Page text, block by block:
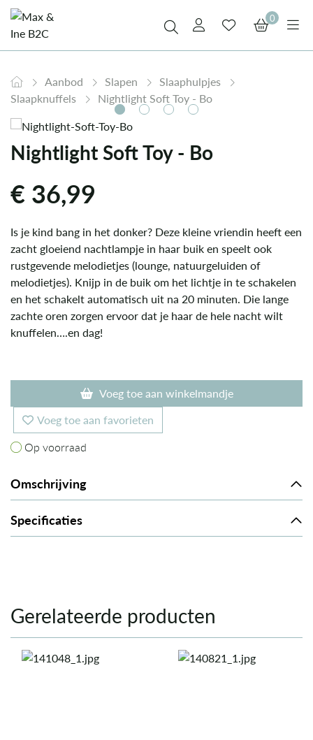
0
Aanbod Slapen
Slaaphulpjes
Slaapknuffels
Nightlight Soft Toy - Bo
Nightlight Soft Toy - Bo
€36,99
Is je kind bang in het donker? Deze kleine vriendin heeft een
zacht gloeiend nachtlampje in haar buik en speelt ook
rustgevende melodietjes (lounge, natuurgeluiden of
melodietjes). Knijp in de buik om het lichtje in te schakelen
en het schakelt automatisch uit na 20 minuten. Die lange
zachte oren zorgen ervoor dat je haar de hele nacht wilt
knuffelen….en dag!
Voeg toe aan winkelmandje
Voeg toe aan favorieten
Op voorraad
Op voorraad
Omschrijving
Specificaties
Gerelateerde producten